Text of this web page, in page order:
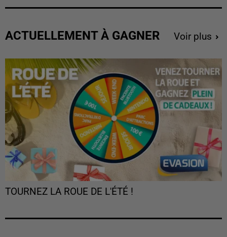
ACTUELLEMENT À GAGNER Voir plus
TOURNEZ LA ROUE DE L'ÉTÉ !